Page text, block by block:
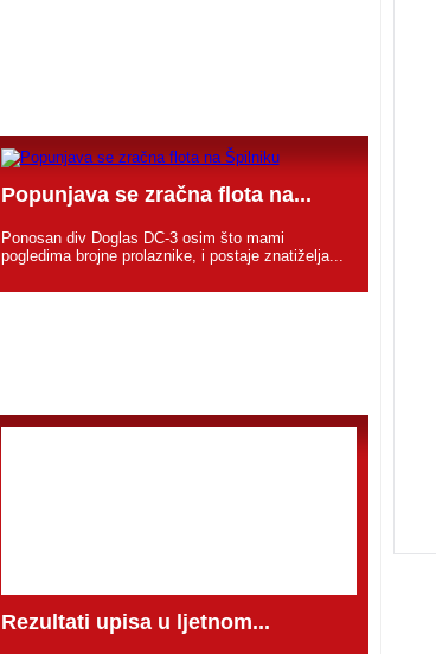
Popunjava se zračna flota na...
Ponosan div Doglas DC-3 osim što mami
pogledima brojne prolaznike, i postaje znatiželja...
Rezultati upisa u ljetnom...